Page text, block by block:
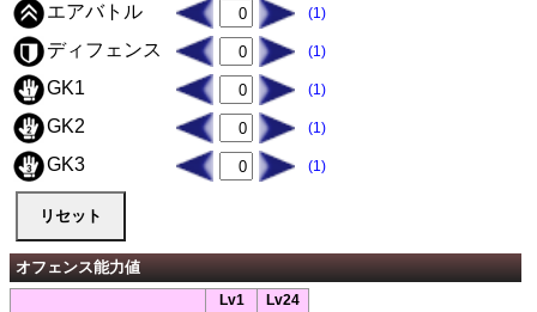
エアバトル (1)
ディフェンス (1)
GK1 (1)
GK2 (1)
GK3 (1)
オフェンス能力値
Lv1 Lv24